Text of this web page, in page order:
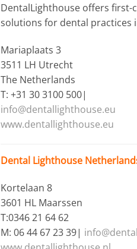
DentalLighthouse offers first-
solutions for dental practices
Mariaplaats 3
3511 LH Utrecht
The Netherlands
T: +31 30 3100 500|
info@dentallighthouse.eu
www.dentallighthouse.eu
Dental Lighthouse
Kortelaan 8
3601 HL Maarssen
T:0346 21 64 62
M: 06 44 67 23 39|